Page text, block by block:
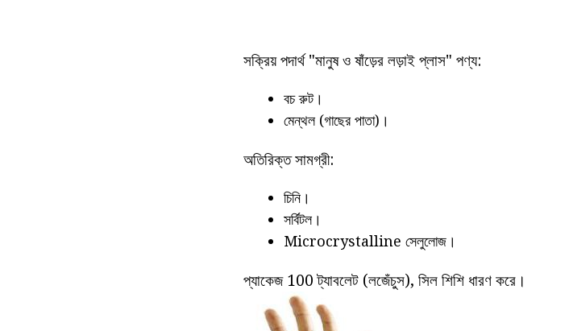
সক্রিয় পদার্থ "মানুষ ও ষাঁড়ের লড়াই প্লাস" পণ্য:
বচ রুট।
মেন্থল (গাছের পাতা)।
অতিরিক্ত সামগ্রী:
চিনি।
সর্বিটল।
Microcrystalline সেলুলোজ।
প্যাকেজ 100 ট্যাবলেট (লজেঁচুস), সিল শিশি ধারণ করে।